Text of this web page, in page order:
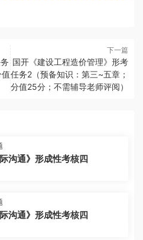
下一篇
国开《建设工程造价管理》形考
任务2（预备知识：第三~五章；
分值25分；不需辅导老师评阅）
沟通》形成性考核四
沟通》形成性考核四